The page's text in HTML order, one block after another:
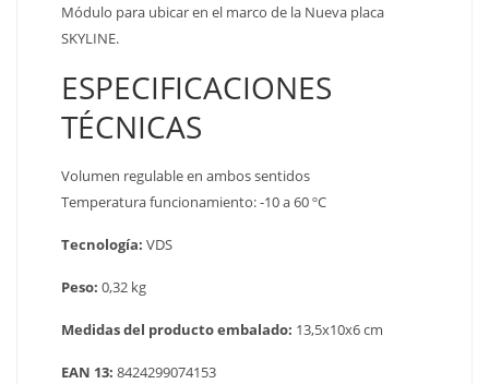
Módulo para ubicar en el marco de la Nueva placa
SKYLINE.
ESPECIFICACIONES
TÉCNICAS
Volumen regulable en ambos sentidos
Temperatura funcionamiento: -10 a 60 ºC
Tecnología: VDS
Peso: 0,32 kg
Medidas del producto embalado: 13,5x10x6 cm
EAN 13: 8424299074153